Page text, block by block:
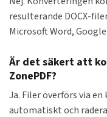
resulterande DOCX-
Microsoft Word,
Är det säkert att
ZonePDF?
Ja. Filer överförs via
automatiskt och